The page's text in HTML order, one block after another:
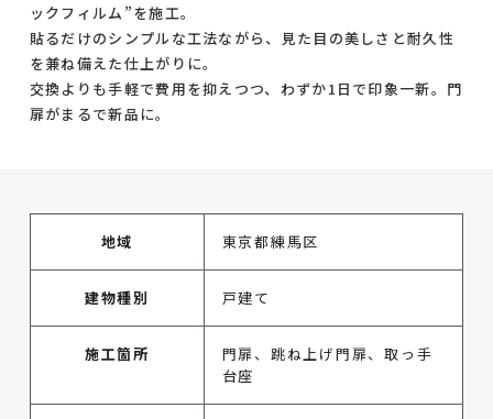
ックフィルム”を施工。
貼るだけのシンプルな工法ながら、見た目の美しさと耐久性
を兼ね備えた仕上がりに。
交換よりも手軽で費用を抑えつつ、わずか1日で印象一新。門
扉がまるで新品に。
地域 東京都練馬区
建物種別 戸建て
施工箇所
門扉、跳ね上げ門扉、取っ手
台座